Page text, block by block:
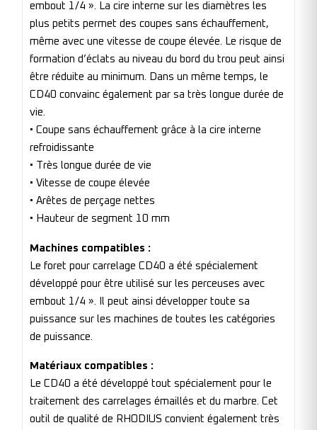
embout 1/4 ». La cire interne sur les diamètres les
plus petits permet des coupes sans échauffement,
même avec une vitesse de coupe élevée. Le risque de
formation d’éclats au niveau du bord du trou peut ainsi
être réduite au minimum. Dans un même temps, le
CD40 convainc également par sa très longue durée de
vie.
• Coupe sans échauffement grâce à la cire interne
refroidissante
• Très longue durée de vie
• Vitesse de coupe élevée
• Arêtes de perçage nettes
• Hauteur de segment 10 mm
Machines compatibles :
Le foret pour carrelage CD40 a été spécialement
développé pour être utilisé sur les perceuses avec
embout 1/4 ». Il peut ainsi développer toute sa
puissance sur les machines de toutes les catégories
de puissance.
Matériaux compatibles :
Le CD40 a été développé tout spécialement pour le
traitement des carrelages émaillés et du marbre. Cet
outil de qualité de RHODIUS convient également très